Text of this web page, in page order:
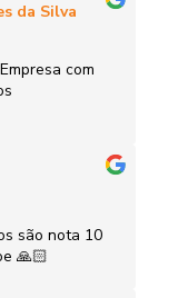
da Silva
com
são nota 10
🙏🏻